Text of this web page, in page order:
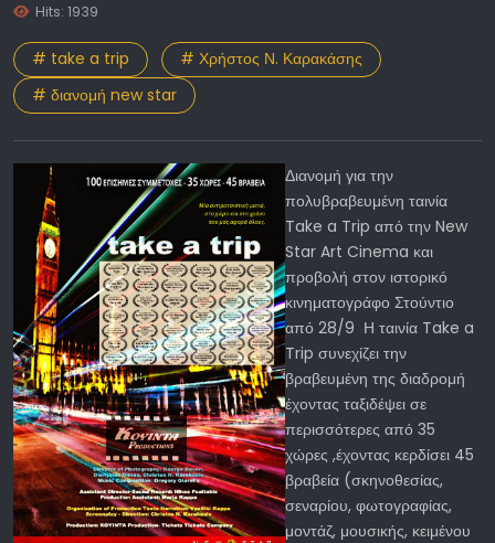
Hits: 1939
# take a trip
# Χρήστος Ν. Καρακάσης
# διανομή new star
Διανομή για την
πολυβραβευμένη ταινία
Take a Trip από την New
Star Art Cinema και
προβολή στον ιστορικό
κινηματογράφο Στούντιο
από 28/9 Η ταινία Take a
Trip συνεχίζει την
βραβευμένη της διαδρομή
έχοντας ταξιδέψει σε
περισσότερες από 35
χώρες ,έχοντας κερδίσει 45
βραβεία (σκηνοθεσίας,
σεναρίου, φωτογραφίας,
μοντάζ, μουσικής, κειμένου